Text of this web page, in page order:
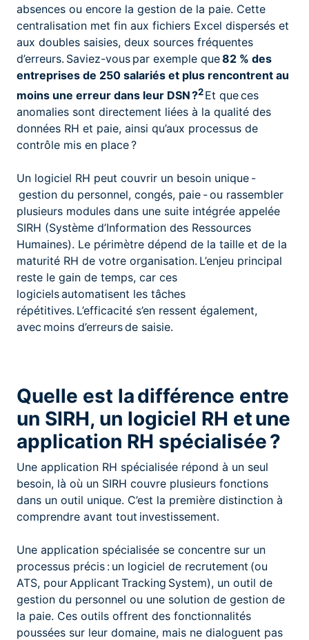
absences ou encore la gestion de la paie. Cette
centralisation met fin aux fichiers Excel dispersés et
aux doubles saisies, deux sources fréquentes
d’erreurs. Saviez-vous par exemple que82 % des
entreprises de 250 salariés et plus rencontrent au
moins une erreur dans leur DSN ?2Et que ces
anomalies sont directement liées à la qualité des
données RH et paie, ainsi qu’aux processus de
contrôle mis en place ?
Un logiciel RH peut couvrir un besoin unique -
gestion du personnel, congés, paie - ou rassembler
plusieurs modules dans une suite intégrée appelée
SIRH (Système d’Information des Ressources
Humaines). Le périmètre dépend de la taille et de la
maturité RH de votre organisation. L’enjeu principal
reste le gain de temps, car ces
logiciels automatisent les tâches
répétitives. L’efficacité s’en ressent également,
avec moins d’erreurs de saisie.
Quelle est la différence entre
un SIRH, un logiciel RH et une
application RH spécialisée ?
Une application RH spécialisée répond à un seul
besoin, là où un SIRH couvre plusieurs fonctions
dans un outil unique. C’est la première distinction à
comprendre avant tout investissement.
Une application spécialisée se concentre sur un
processus précis : un logiciel de recrutement (ou
ATS, pour Applicant Tracking System), un outil de
gestion du personnel ou une solution de gestion de
la paie. Ces outils offrent des fonctionnalités
poussées sur leur domaine, mais ne dialoguent pas